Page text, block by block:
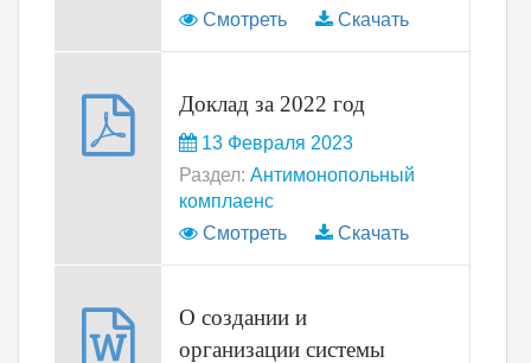
Смотреть
Скачать
Доклад за 2022 год
13 Февраля 2023
Раздел: Антимонопольный
комплаенс
Смотреть
Скачать
О создании и
организации системы